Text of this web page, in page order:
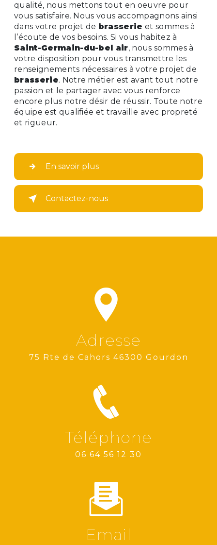
qualité, nous mettons tout en oeuvre pour
vous satisfaire. Nous vous accompagnons ainsi
dans votre projet de brasserie et sommes à
l’écoute de vos besoins. Si vous habitez à
Saint-Germain-du-bel air, nous sommes à
votre disposition pour vous transmettre les
renseignements nécessaires à votre projet de
brasserie. Notre métier est avant tout notre
passion et le partager avec vous renforce
encore plus notre désir de réussir. Toute notre
équipe est qualifiée et travaille avec propreté
et rigueur.
En savoir plus
Contactez-nous
Adresse
75 Rte de Cahors 46300 Gourdon
Téléphone
06 64 56 12 30
Email